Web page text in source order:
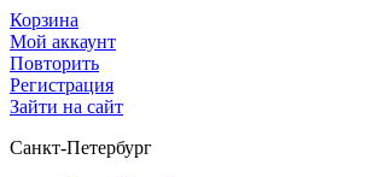
Корзина
Мой аккаунт
Повторить
Регистрация
Зайти на сайт
Санкт-Петербург